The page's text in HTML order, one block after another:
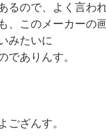
るので、よく言わ
、このメーカーの
みたいに
でありんす。
ござんす。